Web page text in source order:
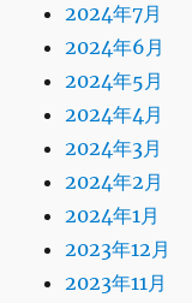
2024年7月
2024年6月
2024年5月
2024年4月
2024年3月
2024年2月
2024年1月
2023年12月
2023年11月